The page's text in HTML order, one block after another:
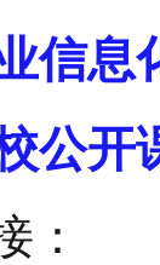
信息
公开
：